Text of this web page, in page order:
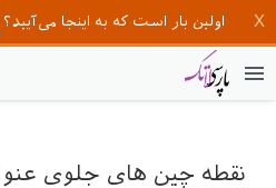
اولین بار است که به اینجا می‌آیید؟
نقطه چین های جلوی